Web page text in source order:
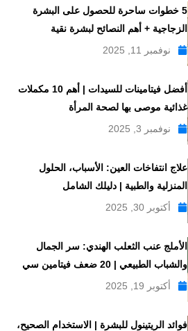
5 خطوات ساحرة للحصول على البشرة
الزجاجية + أهم النصائح لبشرة نقية
نوفمبر 11, 2025
أفضل فيتامينات للسيدات | أهم 10 مكملات
غذائية موصى بها لصحة المرأة
نوفمبر 3, 2025
علاج انتفاخات العين: الأسباب، الحلول
المنزلية والطبية | دليلك الشامل
أكتوبر 30, 2025
الأملج عنب الثعلب الهندي: سر الجمال
والشباب الطبيعي | 20 ضعف فيتامين سي
أكتوبر 19, 2025
فوائد الريتينول للبشرة | الاستخدام الصحيح،